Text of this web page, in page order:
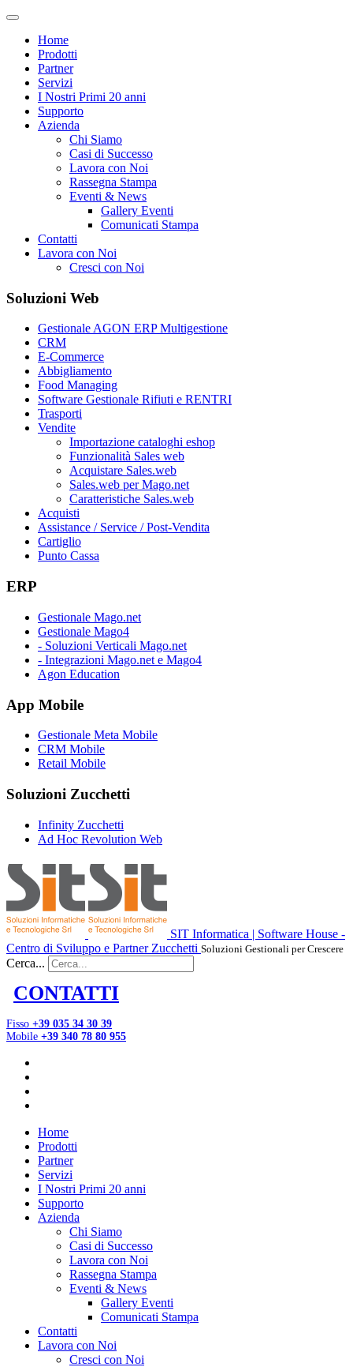
Home
Prodotti
Partner
Servizi
I Nostri Primi 20 anni
Supporto
Azienda
Chi Siamo
Casi di Successo
Lavora con Noi
Rassegna Stampa
Eventi & News
Gallery Eventi
Comunicati Stampa
Contatti
Lavora con Noi
Cresci con Noi
Soluzioni Web
Gestionale AGON ERP Multigestione
CRM
E-Commerce
Abbigliamento
Food Managing
Software Gestionale Rifiuti e RENTRI
Trasporti
Vendite
Importazione cataloghi eshop
Funzionalità Sales web
Acquistare Sales.web
Sales.web per Mago.net
Caratteristiche Sales.web
Acquisti
Assistance / Service / Post-Vendita
Cartiglio
Punto Cassa
ERP
Gestionale Mago.net
Gestionale Mago4
- Soluzioni Verticali Mago.net
- Integrazioni Mago.net e Mago4
Agon Education
App Mobile
Gestionale Meta Mobile
CRM Mobile
Retail Mobile
Soluzioni Zucchetti
Infinity Zucchetti
Ad Hoc Revolution Web
SIT Informatica | Software House -
Centro di Sviluppo e Partner Zucchetti Soluzioni Gestionali per Crescere
Cerca...
CONTATTI
Fisso +39 035 34 30 39
Mobile +39 340 78 80 955
Home
Prodotti
Partner
Servizi
I Nostri Primi 20 anni
Supporto
Azienda
Chi Siamo
Casi di Successo
Lavora con Noi
Rassegna Stampa
Eventi & News
Gallery Eventi
Comunicati Stampa
Contatti
Lavora con Noi
Cresci con Noi